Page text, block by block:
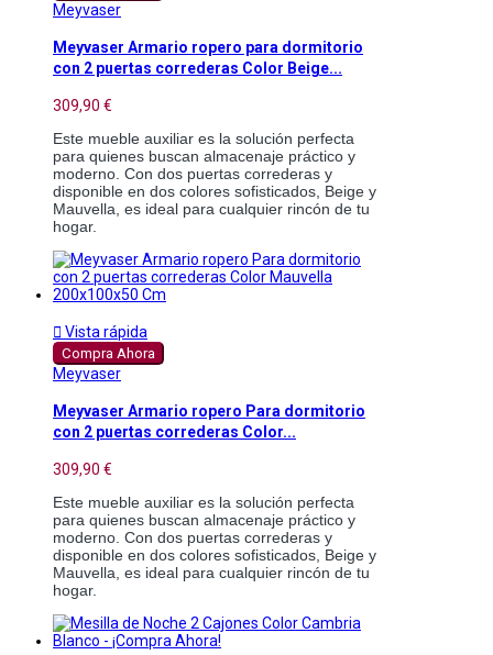
Meyvaser
Meyvaser Armario ropero para dormitorio
con 2 puertas correderas Color Beige...
309,90 €
Este mueble auxiliar es la solución perfecta
para quienes buscan almacenaje práctico y
moderno. Con dos puertas correderas y
disponible en dos colores sofisticados, Beige y
Mauvella, es ideal para cualquier rincón de tu
hogar.
 Vista rápida
Compra Ahora
Meyvaser
Meyvaser Armario ropero Para dormitorio
con 2 puertas correderas Color...
309,90 €
Este mueble auxiliar es la solución perfecta
para quienes buscan almacenaje práctico y
moderno. Con dos puertas correderas y
disponible en dos colores sofisticados, Beige y
Mauvella, es ideal para cualquier rincón de tu
hogar.